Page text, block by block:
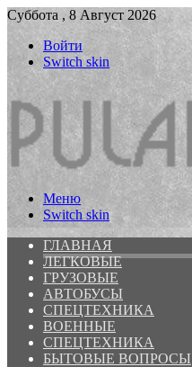
Суббота , 8 Август 2026
Войти
Switch skin
Меню
Switch skin
ГЛАВНАЯ
ЛЕГКОВЫЕ
ГРУЗОВЫЕ
АВТОБУСЫ
СПЕЦТЕХНИКА
ВОЕННЫЕ
СПЕЦТЕХНИКА
БЫТОВЫЕ ВОПРОСЫ